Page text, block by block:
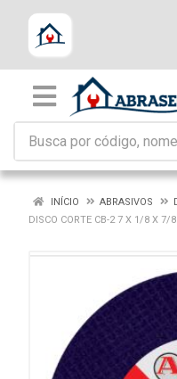
INÍCIO ABRASIVOS
DISCO CORTE CB-2 7 X 1/8 X 7/